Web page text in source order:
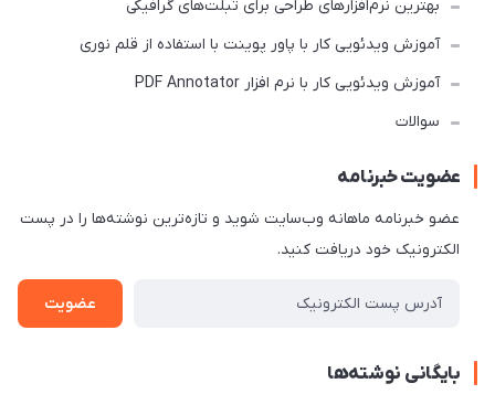
بهترین نرم‌افزارهای طراحی برای تبلت‌های گرافیکی
آموزش ویدئویی کار با پاور پوینت با استفاده از قلم نوری
آموزش ویدئویی کار با نرم افزار PDF Annotator
سوالات
عضویت خبرنامه
عضو خبرنامه ماهانه وب‌سایت شوید و تازه‌ترین نوشته‌ها را در پست
الکترونیک خود دریافت کنید.
عضویت
بایگانی نوشته‌ها